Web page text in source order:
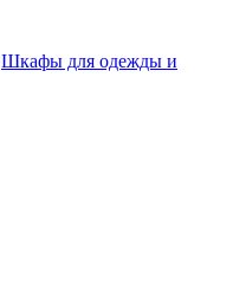
Шкафы для одежды и